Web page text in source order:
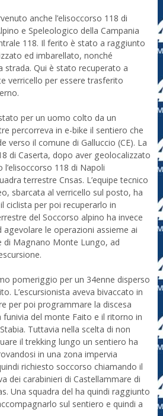
anche l’elisoccorso 118 di
e Speleologico della Campania
118. Il ferito è stato a raggiunto
ed imbarellato, nonché
Qui è stato recuperato a
verricello per essere trasferito
per un uomo colto da un
percorreva in e-bike il sentiero che
verso il comune di Galluccio (CE). La
di Caserta, dopo aver geolocalizzato
l’elisoccorso 118 di Napoli
terrestre Cnsas. L’equipe tecnico
sbarcata al verricello sul posto, ha
ciclista per poi recuperarlo in
del Soccorso alpino ha invece
le operazioni assieme ai
di Magnano Monte Lungo, ad
pomeriggio per un 34enne disperso
L’escursionista aveva bivaccato in
per poi programmare la discesa
del monte Faito e il ritorno in
Tuttavia nella scelta di non
il trekking lungo un sentiero ha
in una zona impervia
richiesto soccorso chiamando il
dei carabinieri di Castellammare di
Una squadra del ha quindi raggiunto
sul sentiero e quindi a